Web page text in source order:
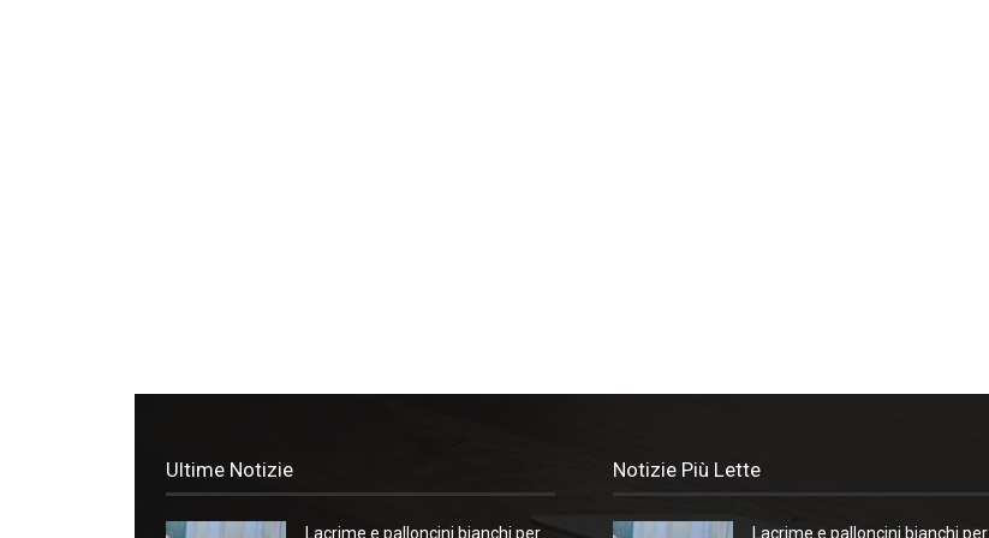
Ultime Notizie
Lacrime e palloncini bianchi per
Notizie Più Lette
Lacrime e palloncini bianchi per